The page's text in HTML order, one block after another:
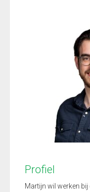
Profiel
Martijn wil werken